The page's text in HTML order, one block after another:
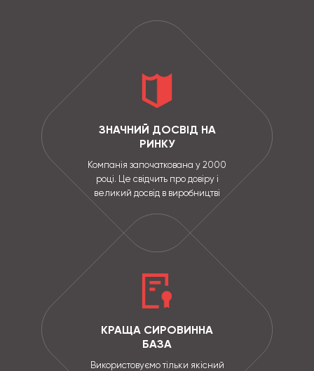
ЗНАЧНИЙ ДОСВІД НА
РИНКУ
Компанія започаткована у 2000
році. Це свідчить про довіру і
великий досвід в виробництві
КРАЩА СИРОВИННА
БАЗА
Використовуємо тільки якісний